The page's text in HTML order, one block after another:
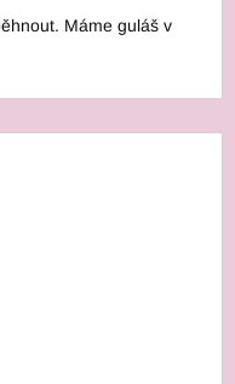
Máme guláš v